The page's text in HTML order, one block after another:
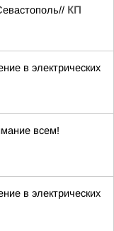
КП
в электрических
всем!
в электрических